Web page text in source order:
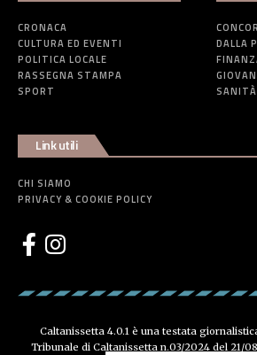
CRONACA
CULTURA ED EVENTI
POLITICA LOCALE
RASSEGNA STAMPA
SPORT
DALLA
SANITÀ
Link utili
CHI SIAMO
PRIVACY & COOKIE POLICY
Caltanissetta 4.0.1 è una testata
Tribunale di Caltanissetta n.03/2024 del 21/